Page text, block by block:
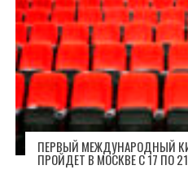
ПЕРВЫЙ МЕЖДУНАРОДНЫЙ
ПРОЙДЕТ В МОСКВЕ С 17 ПО